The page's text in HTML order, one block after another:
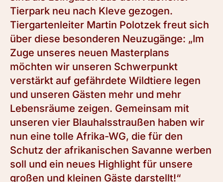
Tierpark neu nach Kleve gezogen.
Tiergartenleiter Martin Polotzek freut sich
über diese besonderen Neuzugänge: „Im
Zuge unseres neuen Masterplans
möchten wir unseren Schwerpunkt
verstärkt auf gefährdete Wildtiere legen
und unseren Gästen mehr und mehr
Lebensräume zeigen. Gemeinsam mit
unseren vier Blauhalsstraußen haben wir
nun eine tolle Afrika-WG, die für den
Schutz der afrikanischen Savanne werben
soll und ein neues Highlight für unsere
großen und kleinen Gäste darstellt!“